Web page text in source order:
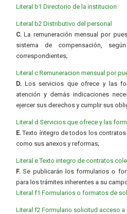
Literal b1 Directorio de la institucion
Literal b2 Distributivo del personal
C. La remuneración mensual por
sistema de compensación,
correspondientes;
Literal c Remuneracion mensual por
D. Los servicios que ofrece y las
atención y demás indicaciones
ejercer sus derechos y cumplir sus
Literal d Servicios que ofrece y las
E.Texto íntegro de todos los
como sus anexos y reformas;
Literal e Texto integro de contratos
F. Se publicarán los formularios o
para los trámites inherentes a su
Literal f1 Formularios o formatos de
Literal f2 Formulario solicitud acceso